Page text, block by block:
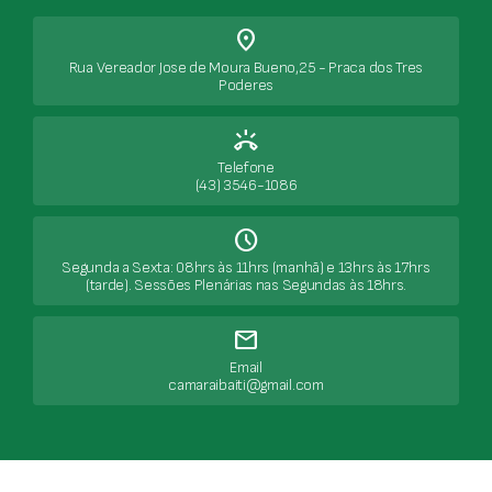
place
Rua Vereador Jose de Moura Bueno,25 - Praca dos Tres
Poderes
ring_volume
Telefone
(43) 3546-1086
Schedule
Segunda a Sexta: 08hrs às 11hrs (manhã) e 13hrs às 17hrs
(tarde). Sessões Plenárias nas Segundas às 18hrs.
mail
Email
camaraibaiti@gmail.com